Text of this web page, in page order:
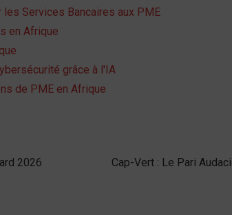
Services Bancaires aux PME
en Afrique
grâce à l'IA
de PME en Afrique
2026 Cap-Vert : Le Pari